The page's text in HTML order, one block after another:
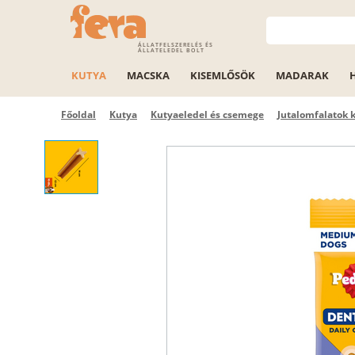
ÁLLATFELSZERELÉS ÉS
ÁLLATELEDEL BOLT
KUTYA MACSKA KISEMLŐSÖK MADARAK
Főoldal Kutya Kutyaeledel és csemege Jutalomfalatok